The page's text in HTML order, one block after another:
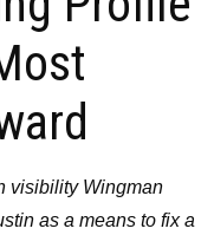
visibility Wingman
as a means to fix a